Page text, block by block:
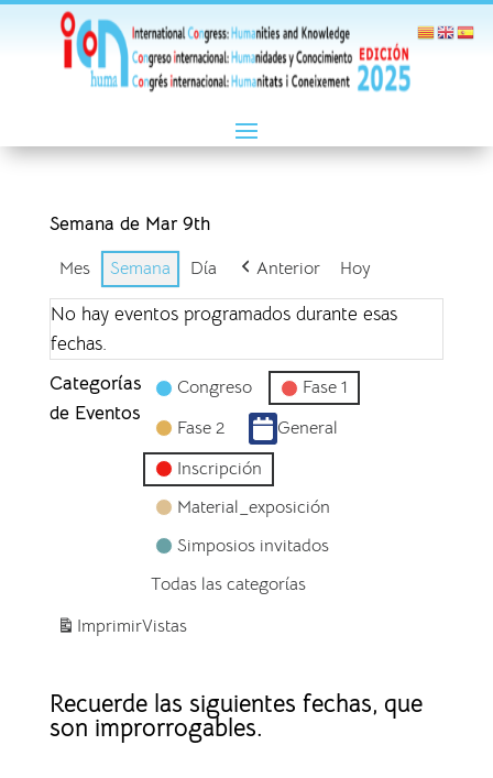
Semana de Mar 9th
Mes Semana Día Anterior Hoy
No hay eventos programados durante esas
fechas.
Categorías
de Eventos
Congreso
Fase 1
Fase 2
General
Inscripción
Material_exposición
Simposios invitados
Todas las categorías
ImprimirVistas
Recuerde las siguientes fechas, que
son improrrogables.